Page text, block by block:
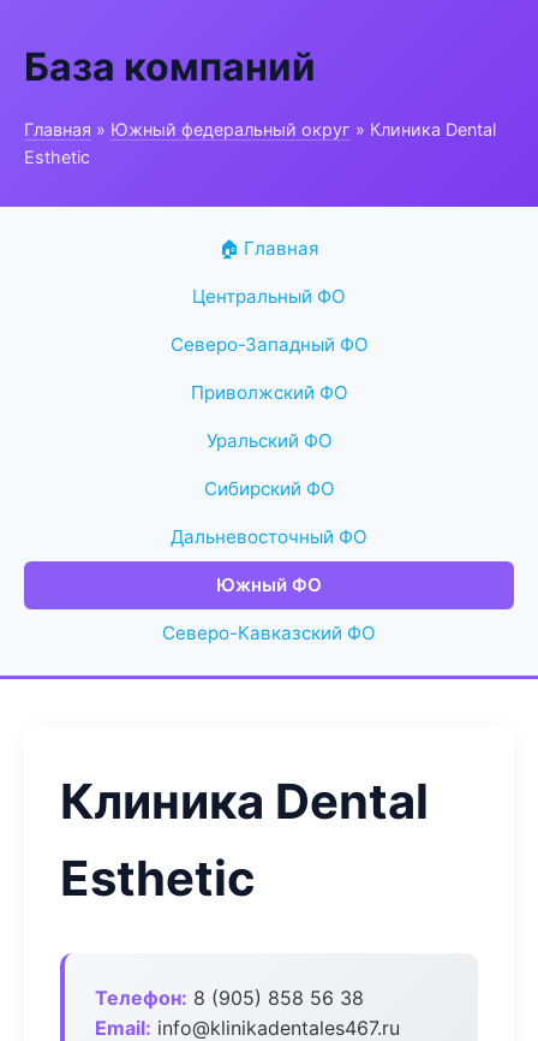
База компаний
Главная » Южный федеральный округ » Клиника Dental
Esthetic
🏠 Главная
Центральный ФО
Северо-Западный ФО
Приволжский ФО
Уральский ФО
Сибирский ФО
Дальневосточный ФО
Южный ФО
Северо-Кавказский ФО
Клиника Dental
Esthetic
Телефон: 8 (905) 858 56 38
Email: info@klinikadentales467.ru